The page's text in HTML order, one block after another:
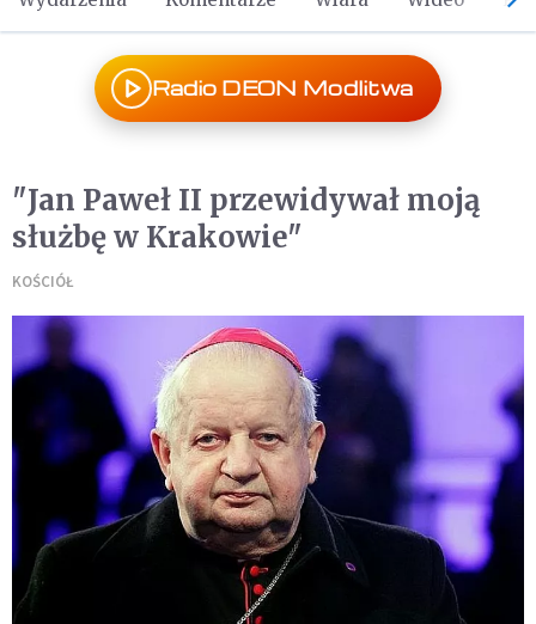
Radio DEON Modlitwa
"Jan Paweł II przewidywał moją
służbę w Krakowie"
KOŚCIÓŁ